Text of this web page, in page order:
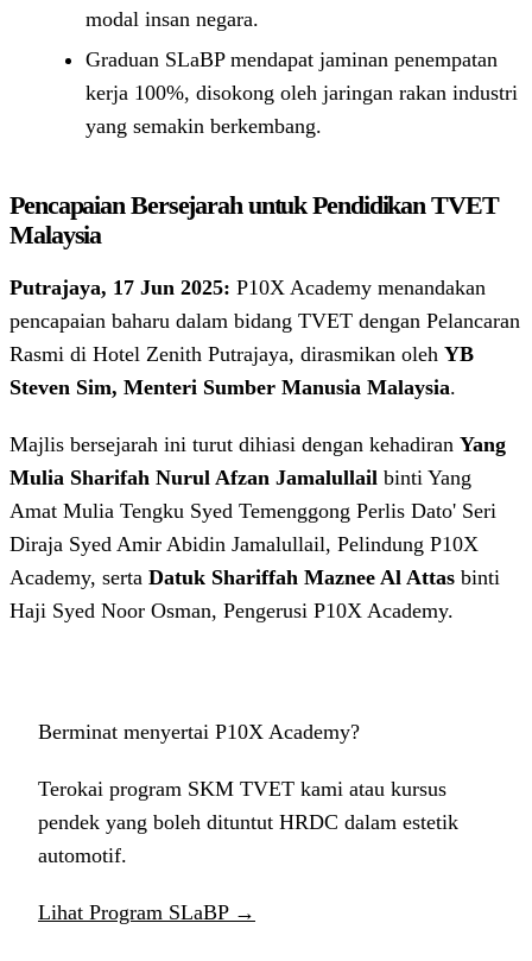
modal insan negara.
Graduan SLaBP mendapat jaminan penempatan
kerja 100%, disokong oleh jaringan rakan industri
yang semakin berkembang.
Pencapaian Bersejarah untuk Pendidikan TVET
Malaysia
Putrajaya, 17 Jun 2025: P10X Academy menandakan
pencapaian baharu dalam bidang TVET dengan Pelancaran
Rasmi di Hotel Zenith Putrajaya, dirasmikan oleh YB
Steven Sim, Menteri Sumber Manusia Malaysia.
Majlis bersejarah ini turut dihiasi dengan kehadiran Yang
Mulia Sharifah Nurul Afzan Jamalullail binti Yang
Amat Mulia Tengku Syed Temenggong Perlis Dato' Seri
Diraja Syed Amir Abidin Jamalullail, Pelindung P10X
Academy, serta Datuk Shariffah Maznee Al Attas binti
Haji Syed Noor Osman, Pengerusi P10X Academy.
Berminat menyertai P10X Academy?
Terokai program SKM TVET kami atau kursus
pendek yang boleh dituntut HRDC dalam estetik
automotif.
Lihat Program SLaBP →